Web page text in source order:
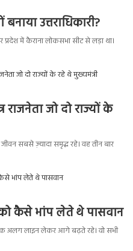
उत्तराधिकारी?
प्रदेश में कैराना लोकसभा सीट से लड़ा था।
राजनेता जो दो राज्यों के
सबसे ज़्यादा समृद्ध रहे। वह तीन बार
कैसे भांप लेते थे पासवान
एक अलग लाइन लेकर आगे बढ़ते रहे। वो सभी